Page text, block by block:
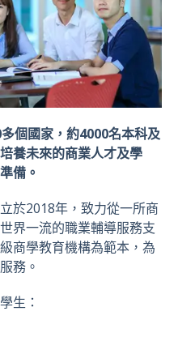
個國家，約4000名本科及
養未來的商業人才及學
備。
於2018年，致力從一所商
界一流的職業輔導服務支
商學教育機構為範本，為
務。
生：